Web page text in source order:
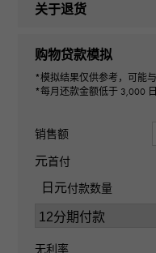
一对
大号
清晰度
关于退货
购物贷款模拟
*模拟结果仅供参考，可能
*每月还款金额低于 3,000
销售额
元首付
日元付款数量
无利率